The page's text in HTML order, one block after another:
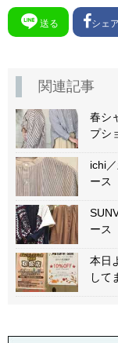
送る シェア
関連記事
春シ
プシ
ichi
ース
ース
本日
して